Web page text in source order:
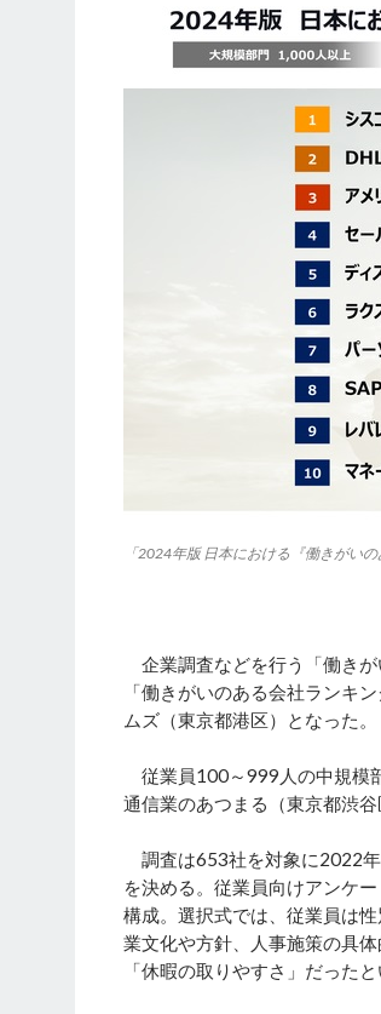
「2024年版 日本における『働きがい
企業調査などを行う「働き
「働きがいのある会社ランキ
ムズ（東京都港区）となった。
従業員100～999人の中規模
通信業のあつまる（東京都渋
調査は653社を対象に2022年
を決める。従業員向けアンケ
構成。選択式では、従業員は
業文化や方針、人事施策の具
「休暇の取りやすさ」だったと